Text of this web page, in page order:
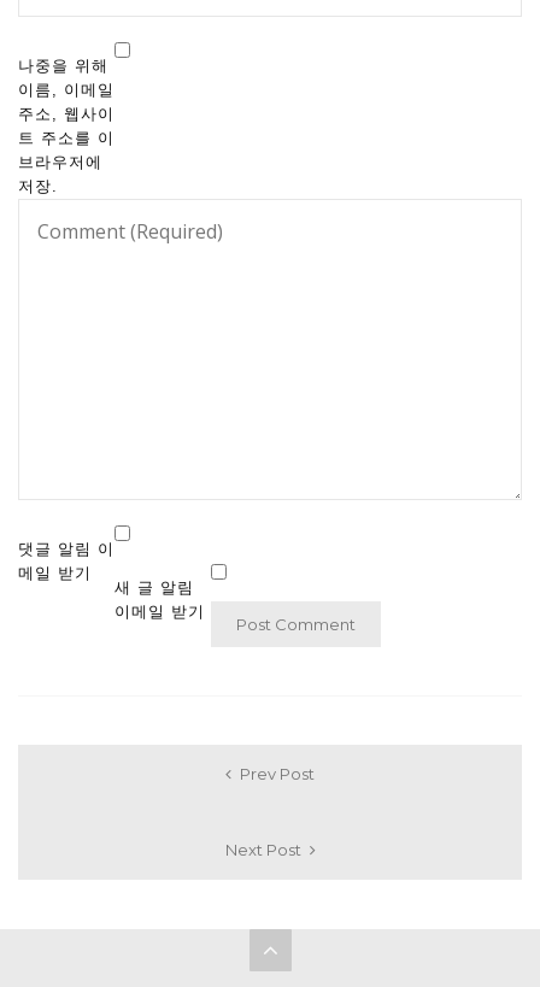
나중을 위해
이름, 이메일
주소, 웹사이
트 주소를 이
브라우저에
저장.
댓글 알림 이
메일 받기
새 글 알림
이메일 받기
Prev Post
Next Post